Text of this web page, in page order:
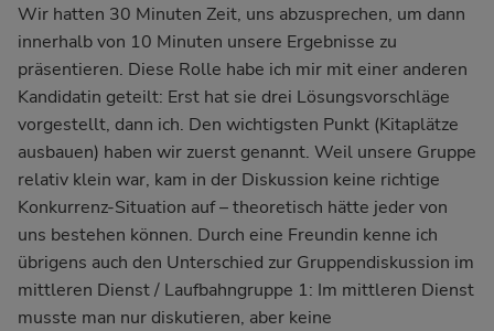
Wir hatten 30 Minuten Zeit, uns abzusprechen, um dann
innerhalb von 10 Minuten unsere Ergebnisse zu
präsentieren. Diese Rolle habe ich mir mit einer anderen
Kandidatin geteilt: Erst hat sie drei Lösungsvorschläge
vorgestellt, dann ich. Den wichtigsten Punkt (Kitaplätze
ausbauen) haben wir zuerst genannt. Weil unsere Gruppe
relativ klein war, kam in der Diskussion keine richtige
Konkurrenz-Situation auf – theoretisch hätte jeder von
uns bestehen können. Durch eine Freundin kenne ich
übrigens auch den Unterschied zur Gruppendiskussion im
mittleren Dienst / Laufbahngruppe 1: Im mittleren Dienst
musste man nur diskutieren, aber keine